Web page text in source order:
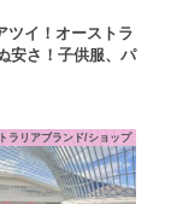
ツイ！オーストラ
安さ！子供服、パ
ラリアブランド/ショップ